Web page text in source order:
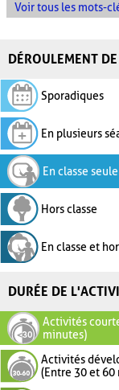
Voir tous les mots-
DÉROULEMENT
Sporadiques
En plusieurs
En classe
Hors classe
En classe et
DURÉE DE
Activités
minutes)
Activités
(Entre 30 et 60